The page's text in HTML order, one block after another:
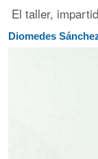
El taller,
Diomedes